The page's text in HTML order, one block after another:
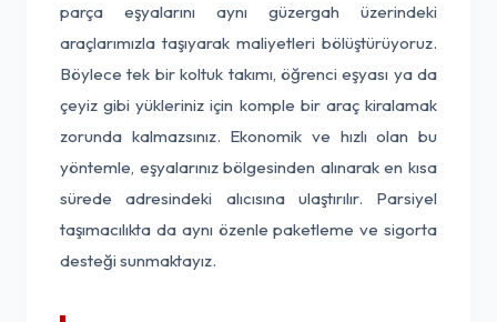
parça eşyalarını aynı güzergah üzerindeki
araçlarımızla taşıyarak maliyetleri bölüştürüyoruz.
Böylece tek bir koltuk takımı, öğrenci eşyası ya da
çeyiz gibi yükleriniz için komple bir araç kiralamak
zorunda kalmazsınız. Ekonomik ve hızlı olan bu
yöntemle, eşyalarınız bölgesinden alınarak en kısa
sürede adresindeki alıcısına ulaştırılır. Parsiyel
taşımacılıkta da aynı özenle paketleme ve sigorta
desteği sunmaktayız.